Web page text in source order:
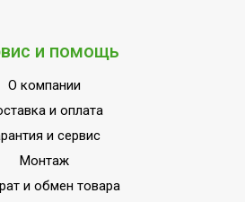
Дистанционное
проводное
19
ширина
и помощь
О компании
и оплата
и сервис
Монтаж
и обмен товара